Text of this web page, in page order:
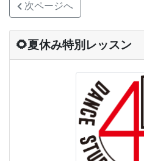
次ページへ
🌻夏休み特別レッスン